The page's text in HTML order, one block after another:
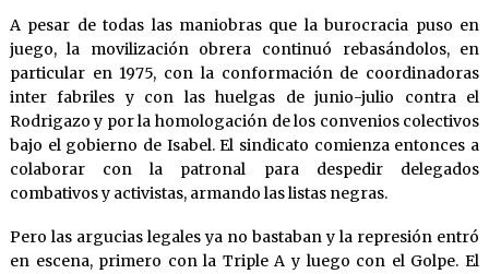
A pesar de todas las maniobras que la burocracia puso en
juego, la movilización obrera continuó rebasándolos, en
particular en 1975, con la conformación de coordinadoras
inter fabriles y con las huelgas de junio-julio contra el
Rodrigazo y por la homologación de los convenios colectivos
bajo el gobierno de Isabel. El sindicato comienza entonces a
colaborar con la patronal para despedir delegados
combativos y activistas, armando las listas negras.
Pero las argucias legales ya no bastaban y la represión entró
en escena, primero con la Triple A y luego con el Golpe. El